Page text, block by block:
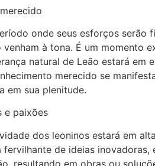
onde seus esforços
à tona. É um momento
natural de Leão estará em
merecido se
em sua plenitude.
e paixões
dos leoninos estará em
de ideias
resultando em obras ou